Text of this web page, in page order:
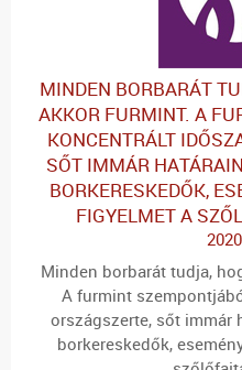
MINDEN BORBARÁT
AKKOR FURMINT. A
KONCENTRÁLT
SŐT IMMÁR
BORKERESKEDŐK,
FIGYELMET A
Minden borbarát tudja,
A furmint
országszerte, sőt immár
borkereskedők,